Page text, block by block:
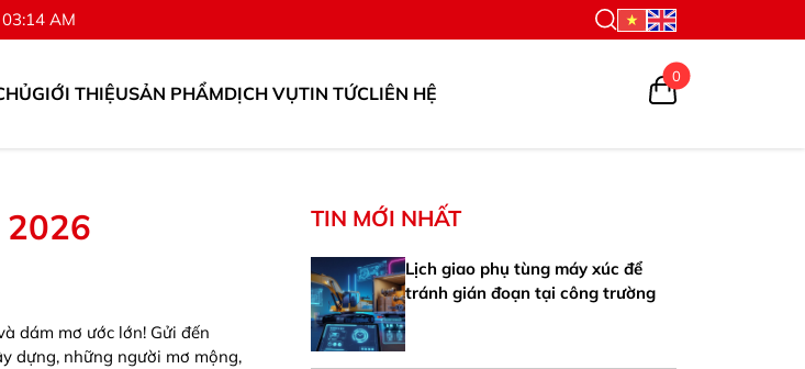
AM
GIỚI THIỆUSẢN PHẨMDỊCH VỤTIN TỨCLIÊN HỆ
0
2026
dám mơ ước lớn! Gửi đến
dựng, những người mơ mộng,
TIN MỚI NHẤT
Lịch giao phụ tùng máy xúc để
tránh gián đoạn tại công trường